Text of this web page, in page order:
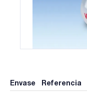
Envase Referencia